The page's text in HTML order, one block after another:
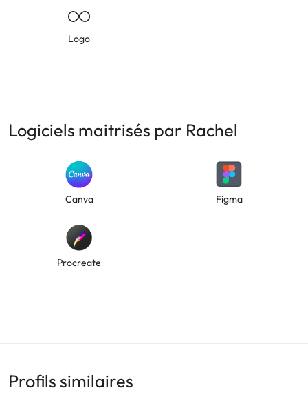
Logo
Logiciels maitrisés par Rachel
Canva Figma
Procreate
Profils similaires